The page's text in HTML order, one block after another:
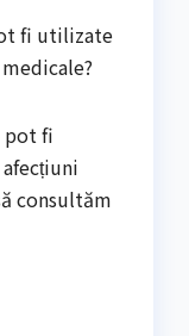
fi utilizate
pot fi
consultăm